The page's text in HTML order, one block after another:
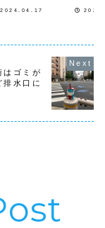
間１時間
壇前にな
リーンプ
トでは４
2024.04.17
を裏切り雨
んですがな
止...
はゴミが
排水口に